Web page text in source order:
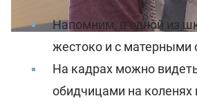
Напомним, в одной из
жестоко и с матерными
На кадрах можно
обидчицами на коленях